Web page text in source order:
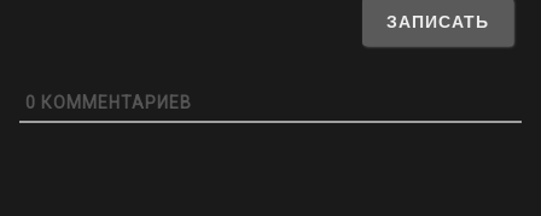
0 КОММЕНТАРИЕВ